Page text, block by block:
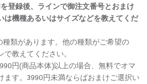
登録後、ラインで御注文番号とおまけ
は機種あるいはサイズなどを教えてくだ
種類があります。他の種類がご希望の
教えてください。
円(商品本体)以上の場合、無料でオマ
ます。3990円未満ならばおまけご選択い